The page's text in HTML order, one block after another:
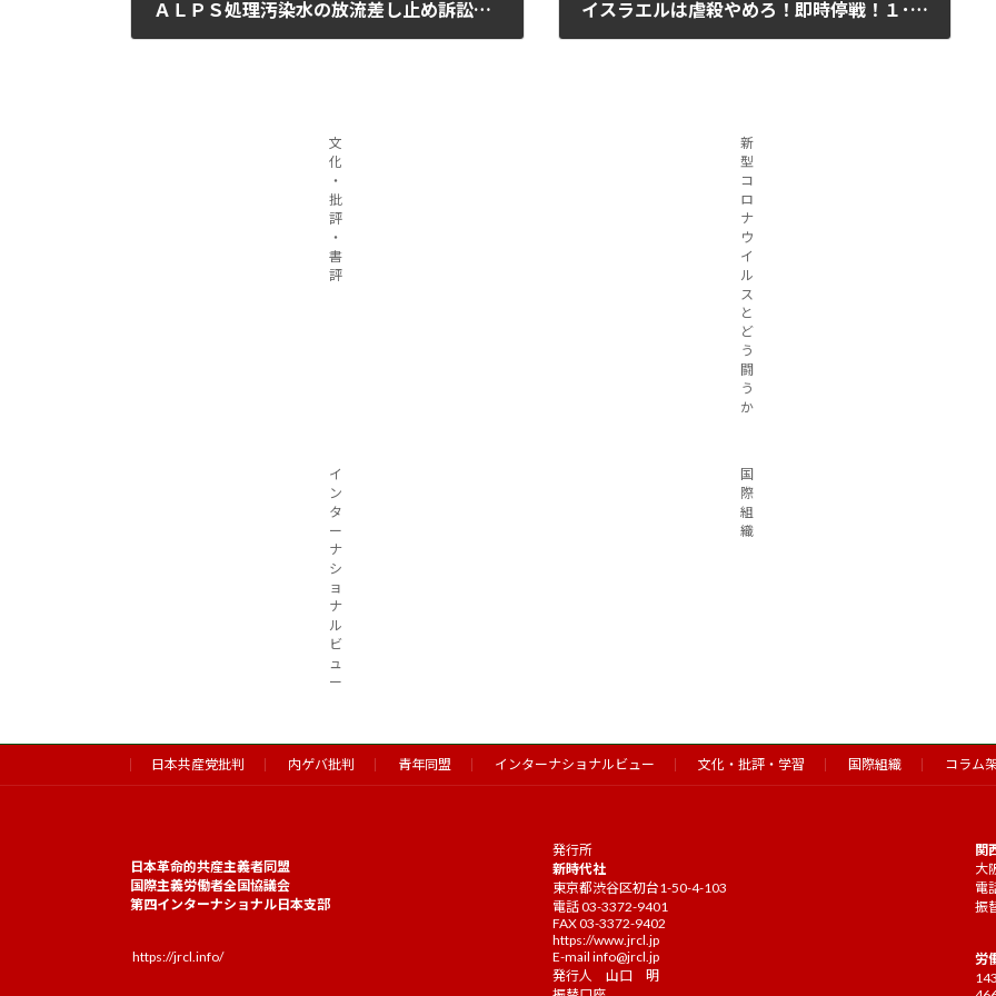
ＡＬＰＳ処理汚染水の放流差し止め訴訟が開始 イスラエルは虐殺やめろ！即時停戦！１･13イスラエル大使館前行動
文
化
・
批
評
・
書
評
新
型
コ
ロ
ナ
ウ
イ
ル
ス
と
ど
う
闘
う
か
イ
ン
タ
ー
ナ
シ
ョ
ナ
ル
ビ
ュ
ー
国
際
組
織
日本共産党批判 内ゲバ批判 青年同盟 インターナショナルビュー 文化・批評・学習 国際組織 コラム
日本革命的共産主義者同盟
国際主義労働者全国協議会
第四インターナショナル日本支部
https://jrcl.info/
発行所
新時代社
東京都渋谷区初台1-50-4-103
電話 03-3372-9401
FAX 03-3372-9402
https://www.jrcl.jp
E-mail info@jrcl.jp
発行人 山口 明
関
大
電
振
労